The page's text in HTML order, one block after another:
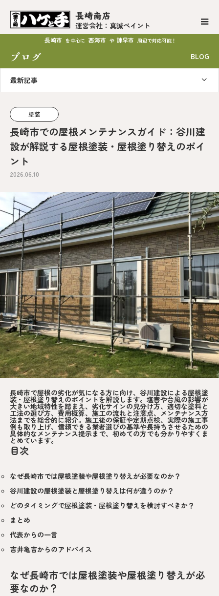
長崎南店
運営会社：真誠ペイント
長崎市 を中心に 西海市 や 諫早市 周辺で対応可能！
ブログ BLOG
最新記事
塗装
長崎市での屋根メンテナンスガイド：谷川建
設が解説する屋根塗装・屋根塗り替えのポイ
ント
2026.06.10
長崎市で屋根の劣化が気になる方に向け、谷川建設による屋根塗
装・屋根塗り替えのポイントを解説します。塩害や台風の影響が
大きい地域特性を踏まえ、劣化サインの見分け方、適切な塗料と
工法の選び方、費用概算、施工の流れと注意点、メンテナンス方
法までを総合的に紹介。施工後の保証や定期点検、実際の施工事
例も取り上げ、信頼できる業者選びの基準や長持ちさせるための
具体的なメンテナンス提示まで、初めての方でも分かりやすくま
とめています。
目次
なぜ長崎市では屋根塗装や屋根塗り替えが必要なのか？
谷川建設の屋根塗装と屋根塗り替えは何が違うのか？
どのタイミングで屋根塗装・屋根塗り替えを検討すべきか？
まとめ
代表からの一言
吉井亀吉からのアドバイス
なぜ長崎市では屋根塗装や屋根塗り替えが必
要なのか？